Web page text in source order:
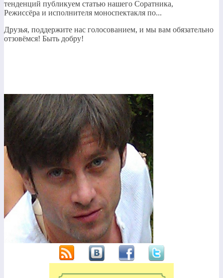
тенденций публикуем статью нашего Соратника,
Режиссёра и исполнителя моноспектакля по...
Друзья, поддержите нас голосованием, и мы вам обязательно
отзовёмся! Быть добру!